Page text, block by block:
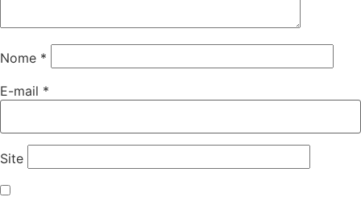
Nome *
E-mail *
Site